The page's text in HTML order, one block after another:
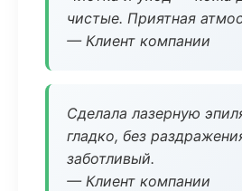
чистые. Приятная
— Клиент компании
Сделала лазерную
гладко, без
заботливый.
— Клиент компании